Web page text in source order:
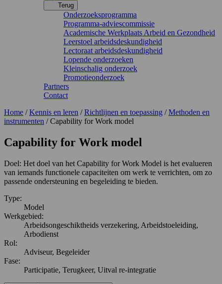
Terug
Onderzoeksprogramma
Programma-adviescommissie
Academische Werkplaats Arbeid en Gezondheid
Leerstoel arbeidsdeskundigheid
Lectoraat arbeidsdeskundigheid
Lopende onderzoeken
Kleinschalig onderzoek
Promotieonderzoek
Partners
Contact
Home /Kennis en leren /Richtlijnen en toepassing /Methoden en
instrumenten /Capability for Work model
Capability for Work model
Doel: Het doel van het Capability for Work Model is het evalueren
van iemands functionele capaciteiten om werk te verrichten, om zo
passende ondersteuning en begeleiding te bieden.
Type:
Model
Werkgebied:
Arbeidsongeschiktheids verzekering, Arbeidstoeleiding,
Arbodienst
Rol:
Adviseur, Begeleider
Fase:
Participatie, Terugkeer, Uitval re-integratie